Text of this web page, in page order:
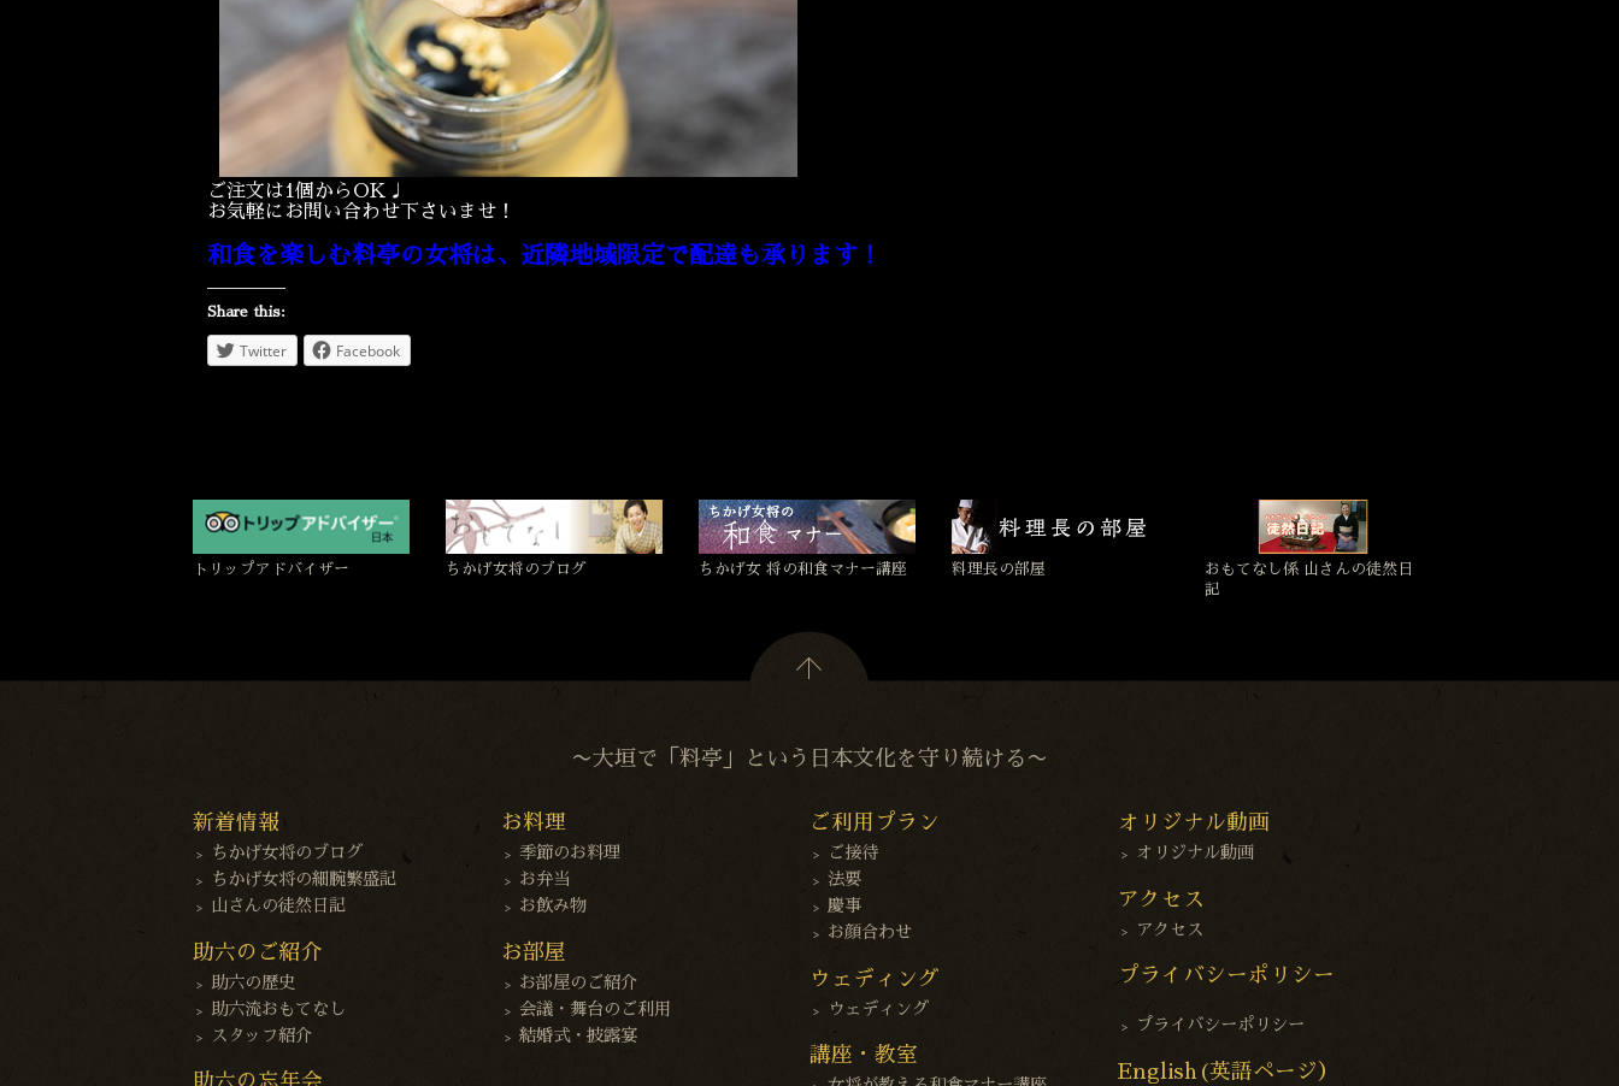
ご注文は1個からOK♩
お気軽にお問い合わせ下さいませ！
和食を楽しむ料亭の女将は、近隣地域限定で配達も承ります！
Share this:
Twitter Facebook
トリップアドバイザー ちかげ女将のブログ ちかげ女 将の和食マナー講座 料理長の部屋
おもてなし係 山さんの徒然日
記
〜大垣で「料亭」という日本文化を守り続ける〜
新着情報
ちかげ女将のブログ
ちかげ女将の細腕繁盛記
山さんの徒然日記
助六のご紹介
助六の歴史
助六流おもてなし
スタッフ紹介
助六の忘年会
お料理
季節のお料理
お弁当
お飲み物
お部屋
お部屋のご紹介
会議・舞台のご利用
結婚式・披露宴
ご利用プラン
ご接待
法要
慶事
お顔合わせ
ウェディング
ウェディング
講座・教室
オリジナル動画
オリジナル動画
アクセス
アクセス
プライバシーポリシー
プライバシーポリシー
English(英語ページ）